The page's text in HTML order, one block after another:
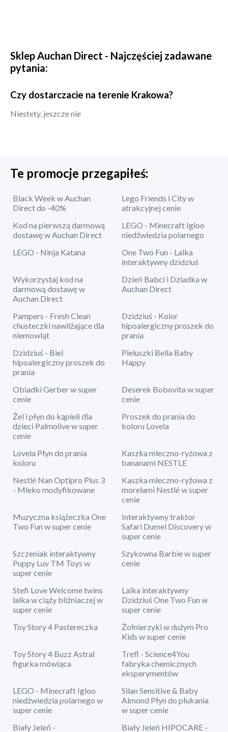
SklepAuchan Direct - Najczęściej zadawane
pytania:
Czy dostarczacie na terenie Krakowa?
Niestety, jeszcze nie
Te promocje przegapiłeś:
Black Week w Auchan
Direct do -40%
Lego Friends i City w
atrakcyjnej cenie
Kod na pierwszą darmową
dostawę w Auchan Direct
LEGO - Minecraft Igloo
niedźwiedzia polarnego
LEGO - Ninja Katana
One Two Fun - Lalka
interaktywny dzidziuś
Wykorzystaj kod na
darmową dostawę w
Auchan Direct
Dzień Babci i Dziadka w
Auchan Direct
Pampers - Fresh Clean
chusteczki nawilżające dla
niemowląt
Dzidziuś - Kolor
hipoalergiczny proszek do
prania
Dzidziuś - Biel
hipoalergiczny proszek do
prania
Pieluszki Bella Baby
Happy
Obiadki Gerber w super
cenie
Deserek Bobovita w super
cenie
Żel i płyn do kąpieli dla
dzieci Palmolive w super
cenie
Proszek do prania do
koloru Lovela
Lovela Płyn do prania
koloru
Kaszka mleczno-ryżowa z
bananami NESTLE
Nestlé Nan Optipro Plus 3
- Mleko modyfikowane
Kaszka mleczno-ryżowa z
morelami Nestlé w super
cenie
Muzyczna książeczka One
Two Fun w super cenie
Interaktywny traktor
Safari Dumel Discovery w
super cenie
Szczeniak interaktywny
Puppy Luv TM Toys w
super cenie
Szykowna Barbie w super
cenie
Stefi Love Welcome twins
lalka w ciąży bliźniaczej w
super cenie
Lalka interaktywny
Dzidziuś One Two Fun w
super cenie
Toy Story 4 Pastereczka
Żołnierzyki w dużym Pro
Kids w super cenie
Toy Story 4 Buzz Astral
figurka mówiąca
Trefl - Science4You
fabryka chemicznych
eksperymentów
LEGO - Minecraft Igloo
niedźwiedzia polarnego w
super cenie
Silan Sensitive & Baby
Almond Płyn do płukania
w super cenie
Biały Jeleń -
Biały Jeleń HIPOCARE -